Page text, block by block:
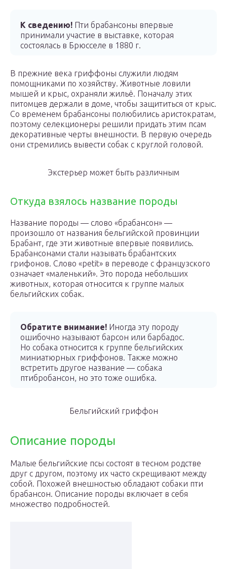
К сведению! Пти брабансоны впервые
принимали участие в выставке, которая
состоялась в Брюсселе в 1880 г.
В прежние века гриффоны служили людям
помощниками по хозяйству. Животные ловили
мышей и крыс, охраняли жильё. Поначалу этих
питомцев держали в доме, чтобы защититься от крыс.
Со временем брабансоны полюбились аристократам,
поэтому селекционеры решили придать этим псам
декоративные черты внешности. В первую очередь
они стремились вывести собак с круглой головой.
Экстерьер может быть различным
Откуда взялось название породы
Название породы — слово «брабансон» —
произошло от названия бельгийской провинции
Брабант, где эти животные впервые появились.
Брабансонами стали называть брабантских
грифонов. Слово «petit» в переводе с французского
означает «маленький». Это порода небольших
животных, которая относится к группе малых
бельгийских собак.
Обратите внимание! Иногда эту породу
ошибочно называют барсон или барбадос.
Но собака относится к группе бельгийских
миниатюрных гриффонов. Также можно
встретить другое название — собака
птибробансон, но это тоже ошибка.
Бельгийский гриффон
Описание породы
Малые бельгийские псы состоят в тесном родстве
друг с другом, поэтому их часто скрещивают между
собой. Похожей внешностью обладают собаки пти
брабансон. Описание породы включает в себя
множество подробностей.